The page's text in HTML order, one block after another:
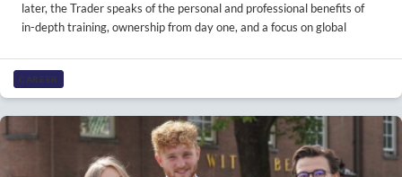
later, the Trader speaks of the personal and professional benefits of
in-depth training, ownership from day one, and a focus on global
CAREER